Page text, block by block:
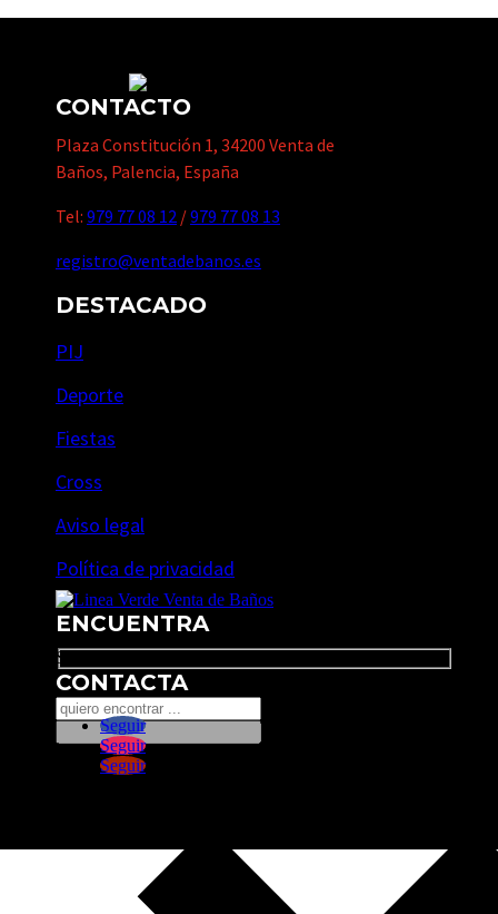
CONTACTO
Plaza Constitución 1, 34200 Venta de
Baños, Palencia, España
Tel: 979 77 08 12 /979 77 08 13
registro@ventadebanos.es
DESTACADO
PIJ
Deporte
Fiestas
Cross
Aviso legal
Política de privacidad
ENCUENTRA
Search
CONTACTA
Seguir
Seguir
Seguir